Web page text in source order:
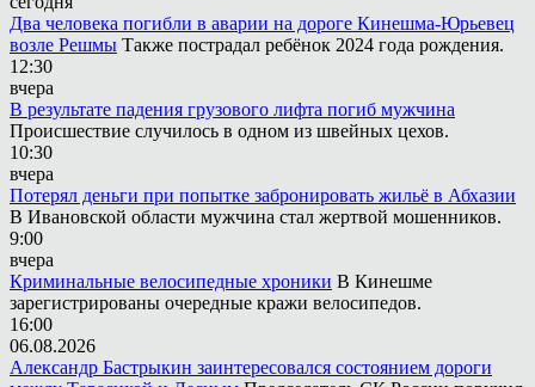
Два человека погибли в аварии на дороге Кинешма-Юрьевец
возле Решмы Также пострадал ребёнок 2024 года рождения.
12:30
вчера
В результате падения грузового лифта погиб мужчина
Происшествие случилось в одном из швейных цехов.
10:30
вчера
Потерял деньги при попытке забронировать жильё в Абхазии
В Ивановской области мужчина стал жертвой мошенников.
9:00
вчера
Криминальные велосипедные хроники В Кинешме
зарегистрированы очередные кражи велосипедов.
16:00
06.08.2026
Александр Бастрыкин заинтересовался состоянием дороги